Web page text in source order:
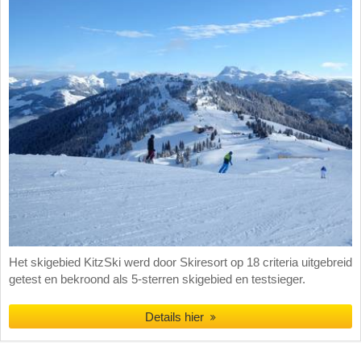
Het skigebied KitzSki werd door Skiresort op 18 criteria uitgebreid
getest en bekroond als 5-sterren skigebied en testsieger.
Details hier